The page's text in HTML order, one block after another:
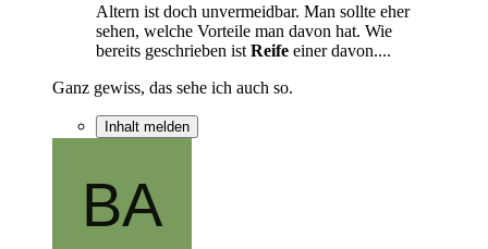
Altern ist doch unvermeidbar. Man sollte eher
sehen, welche Vorteile man davon hat. Wie
bereits geschrieben ist Reife einer davon....
Ganz gewiss, das sehe ich auch so.
Inhalt melden